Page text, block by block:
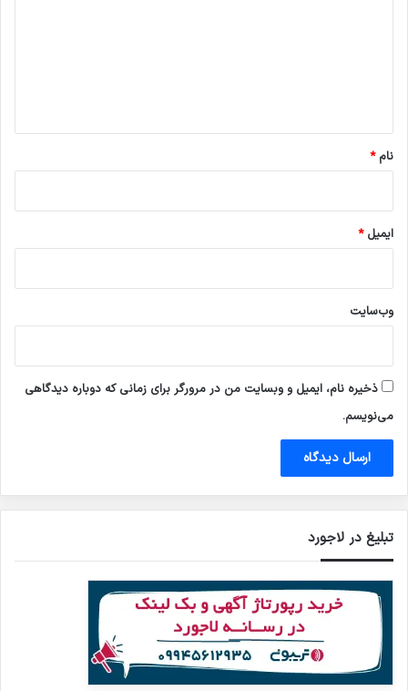
نام*
ایمیل*
وب‌سایت
ذخیره نام، ایمیل و وبسایت من در مرورگر برای زمانی که دوباره دیدگاهی
می‌نویسم.
تبلیغ در لاجورد